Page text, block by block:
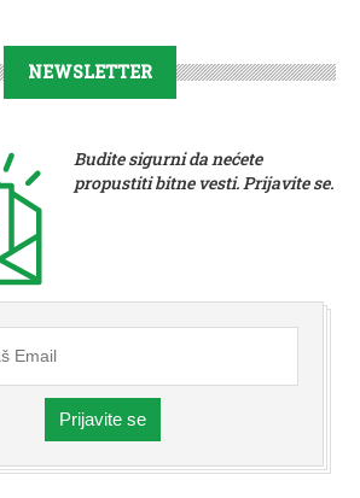
NEWSLETTER
Budite sigurni da nećete
propustiti bitne vesti. Prijavite se.
Prijavite se